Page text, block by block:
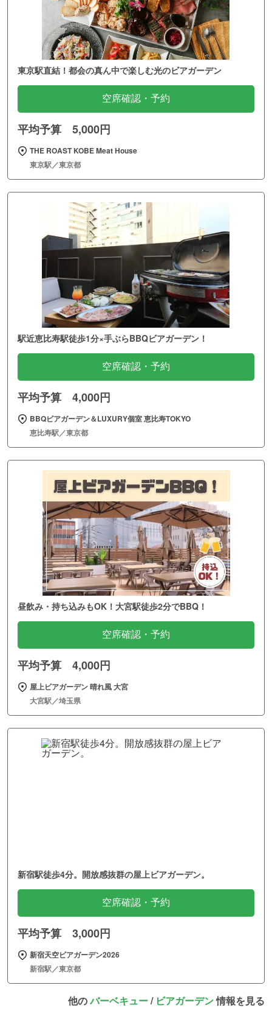
東京駅直結！都会の真ん中で楽しむ光のビアガーデン
空席確認・予約
平均予算 5,000円
THE ROAST KOBE Meat House
東京駅／東京都
駅近恵比寿駅徒歩1分×手ぶらBBQビアガーデン！
空席確認・予約
平均予算 4,000円
BBQビアガーデン＆LUXURY個室 恵比寿TOKYO
恵比寿駅／東京都
昼飲み・持ち込みもOK！大宮駅徒歩2分でBBQ！
空席確認・予約
平均予算 4,000円
屋上ビアガーデン 晴れ風 大宮
大宮駅／埼玉県
新宿駅徒歩4分。開放感抜群の屋上ビアガーデン。
空席確認・予約
平均予算 3,000円
新宿天空ビアガーデン2026
新宿駅／東京都
他のバーベキュー/ ビアガーデン情報を見る